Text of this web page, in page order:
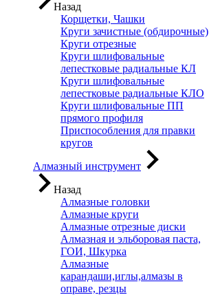
Назад
Корщетки, Чашки
Круги зачистные (обдирочные)
Круги отрезные
Круги шлифовальные
лепестковые радиальные КЛ
Круги шлифовальные
лепестковые радиальные КЛО
Круги шлифовальные ПП
прямого профиля
Приспособления для правки
кругов
Алмазный инструмент
Назад
Алмазные головки
Алмазные круги
Алмазные отрезные диски
Алмазная и эльборовая паста,
ГОИ, Шкурка
Алмазные
карандаши,иглы,алмазы в
оправе, резцы